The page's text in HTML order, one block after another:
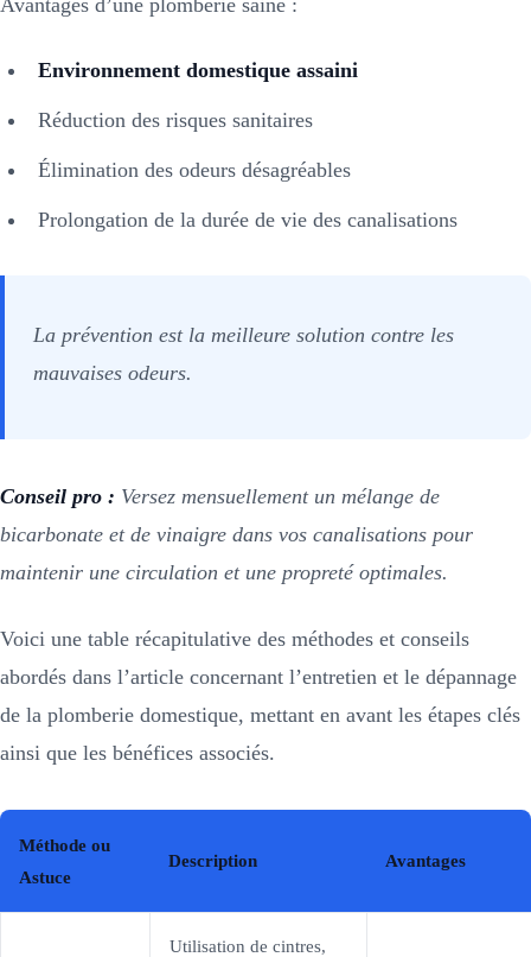
Environnement domestique assaini
Réduction des risques sanitaires
Élimination des odeurs désagréables
Prolongation de la durée de vie des canalisations
La prévention est la meilleure solution contre les
mauvaises odeurs.
Conseil pro : Versez mensuellement un mélange de
bicarbonate et de vinaigre dans vos canalisations pour
maintenir une circulation et une propreté optimales.
Voici une table récapitulative des méthodes et conseils
abordés dans l’article concernant l’entretien et le dépannage
de la plomberie domestique, mettant en avant les étapes clés
ainsi que les bénéfices associés.
Méthode ou
Astuce
Description Avantages
Utilisation de cintres,